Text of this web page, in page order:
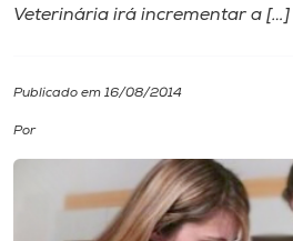
Internacionalização
Cultura
Veterinária irá incrementar a […]
Publicado em 16/08/2014
Por